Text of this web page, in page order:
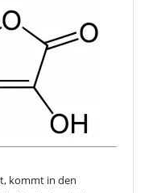
kommt in den